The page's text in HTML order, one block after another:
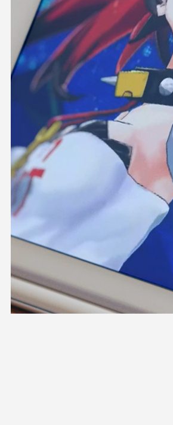
COLLABORATION
SUPPORT ADVERTISING
OFFICIAL SHOP
HOLODULE
会社概要
プライバシーポリシー
未成年の方々へのお願い
二次創作ガイドライン
よくある質問
サポーターガイドライン